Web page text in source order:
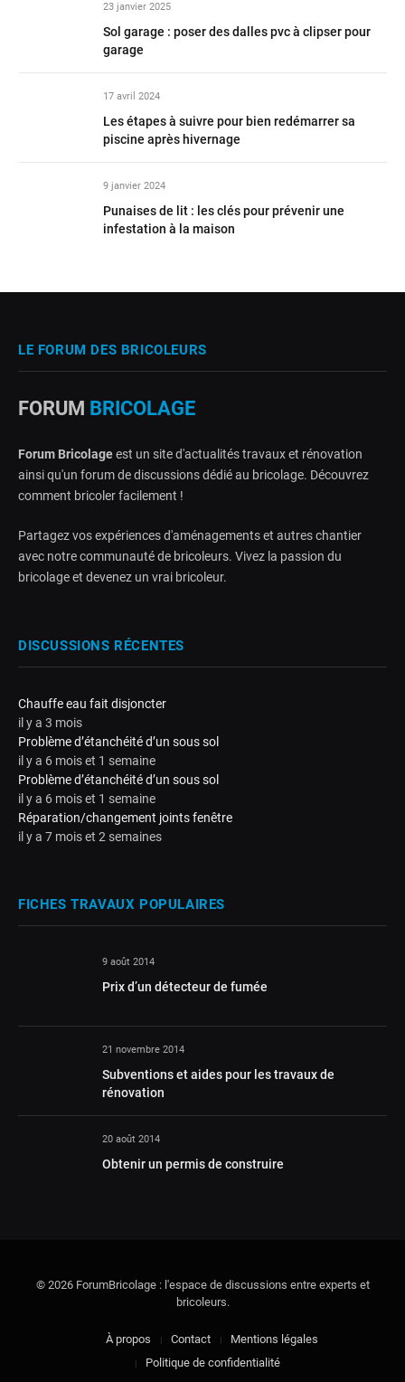
23 janvier 2025
Sol garage : poser des dalles pvc à clipser pour
garage
17 avril 2024
Les étapes à suivre pour bien redémarrer sa
piscine après hivernage
9 janvier 2024
Punaises de lit : les clés pour prévenir une
infestation à la maison
LE FORUM DES BRICOLEURS
FORUM BRICOLAGE
Forum Bricolageest un site d'actualités travaux et rénovation
ainsi qu'un forum de discussions dédié au bricolage. Découvrez
comment bricoler facilement !
Partagez vos expériences d'aménagements et autres chantier
avec notre communauté de bricoleurs. Vivez la passion du
bricolage et devenez un vrai bricoleur.
DISCUSSIONS RÉCENTES
Chauffe eau fait disjoncter
il y a 3 mois
Problème d’étanchéité d’un sous sol
il y a 6 mois et 1 semaine
Problème d’étanchéité d’un sous sol
il y a 6 mois et 1 semaine
Réparation/changement joints fenêtre
il y a 7 mois et 2 semaines
FICHES TRAVAUX POPULAIRES
9 août 2014
Prix d’un détecteur de fumée
21 novembre 2014
Subventions et aides pour les travaux de
rénovation
20 août 2014
Obtenir un permis de construire
© 2026 ForumBricolage : l'espace de discussions entre experts et
bricoleurs.
À propos Contact
Mentions légales
Politique de confidentialité